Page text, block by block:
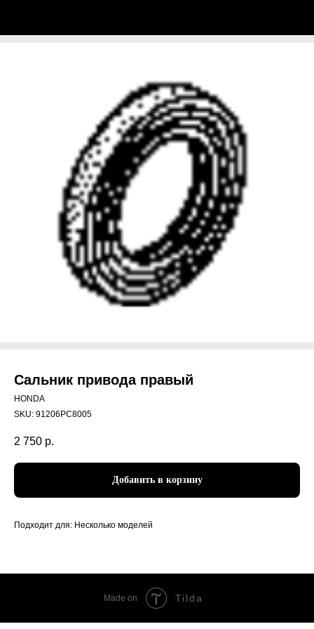
Сальник привода правый
HONDA
SKU: 91206PC8005
2 750 р.
Добавить в корзину
Подходит для: Несколько моделей
Made on Tilda